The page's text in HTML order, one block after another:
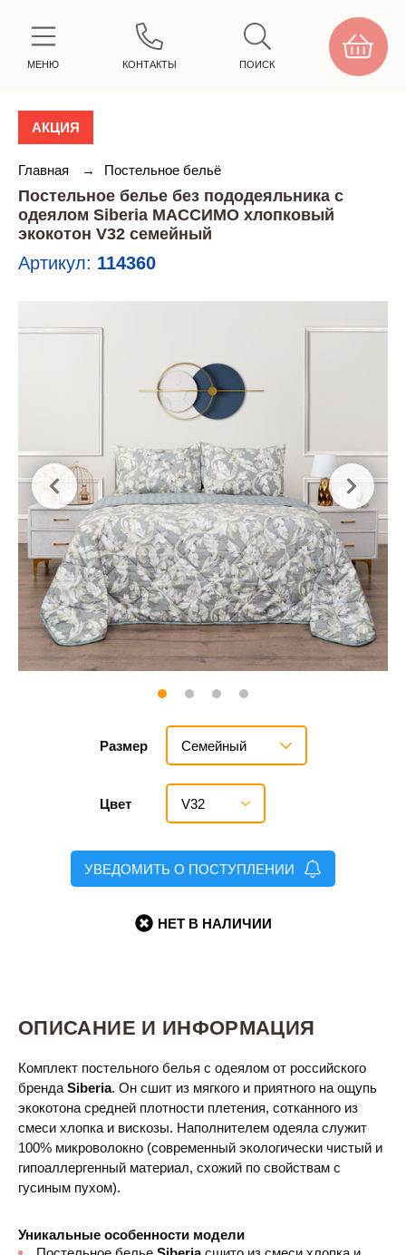
МЕНЮ КОНТАКТЫ ПОИСК
АКЦИЯ
Главная → Постельное бельё
Постельное белье без пододеяльника с
одеялом Siberia МАССИМО хлопковый
экокотон V32 семейный
Артикул: 114360
Размер Семейный
Цвет V32
УВЕДОМИТЬ О ПОСТУПЛЕНИИ
НЕТ В НАЛИЧИИ
ОПИСАНИЕ И ИНФОРМАЦИЯ
Комплект постельного белья с одеялом от российского
бренда Siberia. Он сшит из мягкого и приятного на ощупь
экокотона средней плотности плетения, сотканного из
смеси хлопка и вискозы. Наполнителем одеяла служит
100% микроволокно (современный экологически чистый и
гипоаллергенный материал, схожий по свойствам с
гусиным пухом).
Уникальные особенности модели